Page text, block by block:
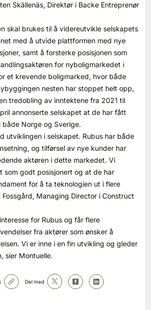
Skällenäs, Direktør i Backe Entreprenør
skal brukes til å videreutvikle selskapets
med å utvide plattformen med nye
samt å forsterke posisjonen som
for nyboligmarkedet i
et krevende boligmarked, hvor både
nesten har stoppet helt opp,
tredobling av inntektene fra 2021 til
annonserte selskapet at de har fått
både Norge og Sverige.
utviklingen i selskapet. Rubus har både
og tilførsel av nye kunder har
aktøren i dette markedet. Vi
som godt posisjonert og at de har
for å ta teknologien ut i flere
Fossgård, Managing Director i Construct
for Rubus og får flere
fra aktører som ønsker å
Vi er inne i en fin utvikling og gleder
sier Montuelle.
Del med